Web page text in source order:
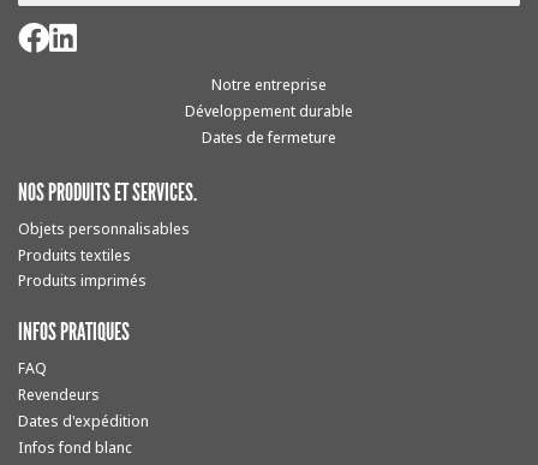
Notre entreprise
Développement durable
Dates de fermeture
NOS PRODUITS ET SERVICES.
Objets personnalisables
Produits textiles
Produits imprimés
INFOS PRATIQUES
FAQ
Revendeurs
Dates d'expédition
Infos fond blanc